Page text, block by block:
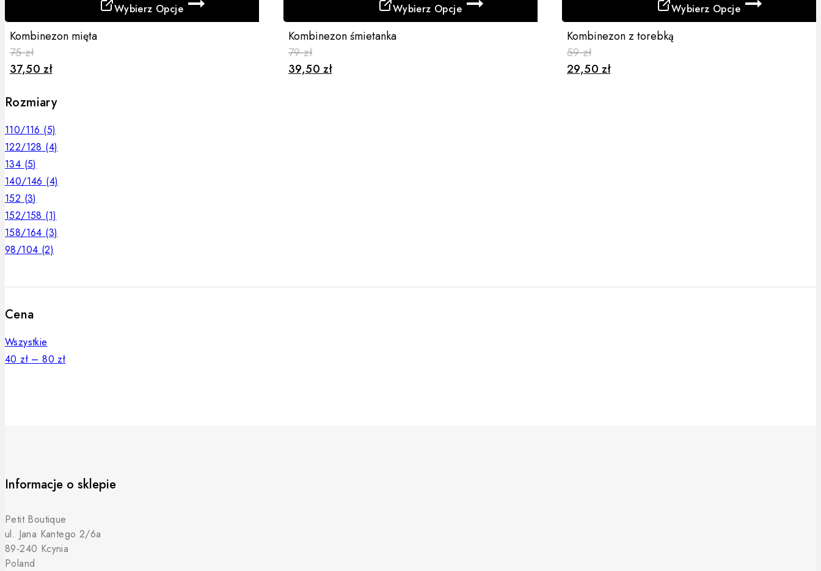
Wybierz Opcje
Ten
produkt
ma
wiele
Opcje
wybrać
na
stronie
produktu
Kombinezon mięta
75zł
37,50zł
Wybierz Opcje
Ten
produkt
ma
wiele
Kombinezon śmietanka
79zł
39,50zł
Wybierz Opcje
Ten
produkt
ma
wiele
Kombinezon z torebką
59zł
29,50zł
Rozmiary
110/116 (5)
122/128 (4)
134 (5)
140/146 (4)
152 (3)
152/158 (1)
158/164 (3)
98/104 (2)
Cena
Wszystkie
40zł – 80złZakres
Informacje o sklepie
Petit Boutique
ul. Jana Kantego 2/6a
89-240 Kcynia
Poland